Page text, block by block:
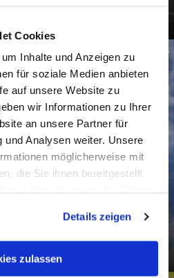
Cookies
Inhalte und Anzeigen zu
für soziale Medien anbieten
auf unsere Website zu
wir Informationen zu Ihrer
an unsere Partner für
und Analysen weiter. Unsere
möglicherweise mit
die Sie ihnen bereitgestellt
Webseite weiterhin nutzen.
Details zeigen
zulassen
Pixabay